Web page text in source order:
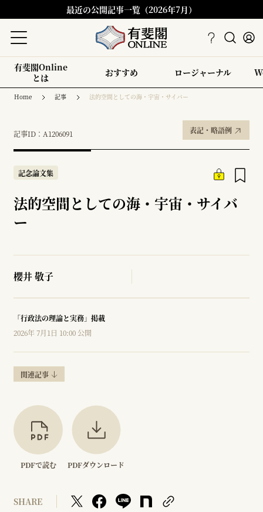
最近の公開記事一覧（2026年7月）
有斐閣Online
とは
おすすめ ロージャーナル
Home 記事 法的空間としての海・宇宙・サイバー
記事ID：A1206091 表記・略語例
記念論文集
法的空間としての海・宇宙・サイバ
ー
櫻井 敬子
「行政法の理論と実務」掲載
2026年 7月1日 10:00 公開
関連記事
PDFで読む PDFダウンロード
SHARE